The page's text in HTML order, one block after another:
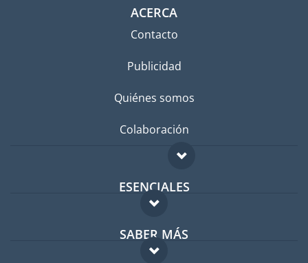
ACERCA
Contacto
Publicidad
Quiénes somos
Colaboración
ESENCIALES
Foro para expatriados
Guía para expatriados
SABER MÁS
FAQ